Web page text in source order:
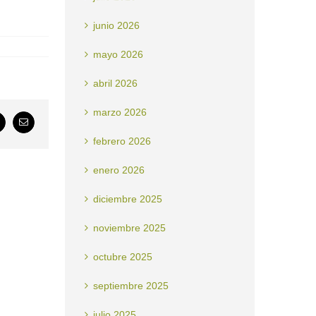
Correo
electrónico
junio 2026
mayo 2026
abril 2026
marzo 2026
febrero 2026
enero 2026
diciembre 2025
noviembre 2025
octubre 2025
septiembre 2025